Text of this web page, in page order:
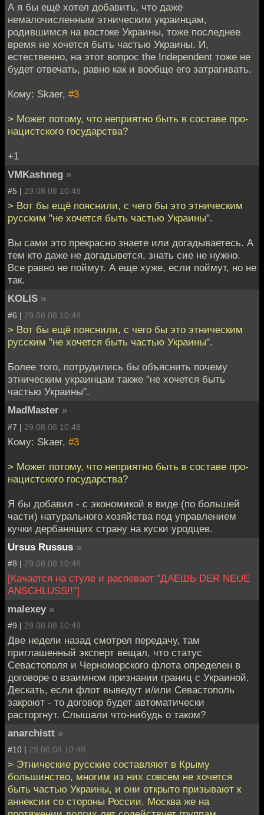
А я бы ещё хотел добавить, что даже
немалочисленным этническим украинцам,
родившимся на востоке Украины, тоже последнее
время не хочется быть частью Украины. И,
естественно, на этот вопрос the Independent тоже не
будет отвечать, равно как и вообще его затрагивать.
Кому: Skaer, #3
> Может потому, что неприятно быть в составе про-
нацистского государства?
+1
VMKashneg »
#5 | 29.08.08 10:48
> Вот бы ещё пояснили, с чего бы это этническим
русским "не хочется быть частью Украины".
Вы сами это прекрасно знаете или догадываетесь. А
тем кто даже не догадывется, знать сие не нужно.
Все равно не поймут. А еще хуже, если поймут, но не
так.
KOLIS »
#6 | 29.08.08 10:48
> Вот бы ещё пояснили, с чего бы это этническим
русским "не хочется быть частью Украины".
Более того, потрудились бы объяснить почему
этническим украинцам также "не хочется быть
частью Украины".
MadMaster »
#7 | 29.08.08 10:48
Кому: Skaer, #3
> Может потому, что неприятно быть в составе про-
нацистского государства?
Я бы добавил - с экономикой в виде (по большей
части) натурального хозяйства под управлением
кучки дербанящих страну на куски уродцев.
Ursus Russus »
#8 | 29.08.08 10:48
[Качается на стуле и распевает "ДАЕШЬ DER NEUE
ANSCHLUSS!!"]
malexey »
#9 | 29.08.08 10:49
Две недели назад смотрел передачу, там
приглашенный эксперт вещал, что статус
Севастополя и Черноморского флота определен в
договоре о взаимном признании границ с Украиной.
Дескать, если флот выведут и/или Севастополь
закроют - то договор будет автоматически
расторгнут. Слышали что-нибудь о таком?
anarchistt »
#10 | 29.08.08 10:49
> Этнические русские составляют в Крыму
большинство, многим из них совсем не хочется
быть частью Украины, и они открыто призывают к
аннексии со стороны России. Москва же на